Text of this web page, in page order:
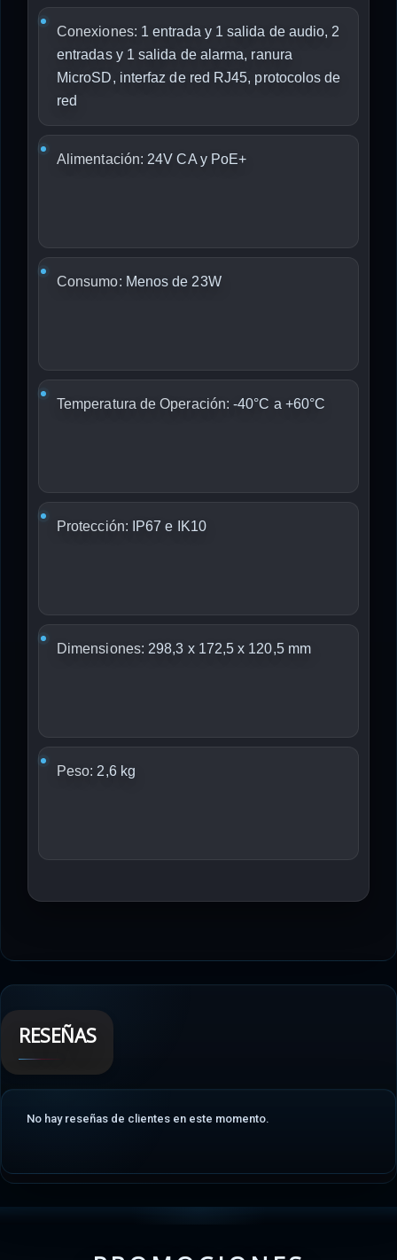
Conexiones: 1 entrada y 1 salida de audio, 2
entradas y 1 salida de alarma, ranura
MicroSD, interfaz de red RJ45, protocolos de
red
Alimentación: 24V CA y PoE+
Consumo: Menos de 23W
Temperatura de Operación: -40°C a +60°C
Protección: IP67 e IK10
Dimensiones: 298,3 x 172,5 x 120,5 mm
Peso: 2,6 kg
RESEÑAS
No hay reseñas de clientes en este momento.